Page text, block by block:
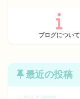
ブログについて
最近の投稿